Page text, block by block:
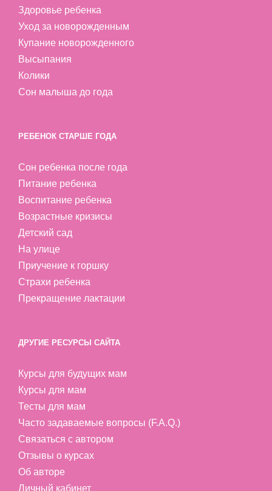
Здоровье ребенка
Уход за новорожденным
Купание новорожденного
Высыпания
Колики
Сон малыша до года
РЕБЕНОК СТАРШЕ ГОДА
Сон ребенка после года
Питание ребенка
Воспитание ребенка
Возрастные кризисы
Детский сад
На улице
Приучение к горшку
Страхи ребенка
Прекращение лактации
ДРУГИЕ РЕСУРСЫ САЙТА
Курсы для будущих мам
Курсы для мам
Тесты для мам
Часто задаваемые вопросы (F.A.Q.)
Связаться с автором
Отзывы о курсах
Об авторе
Личный кабинет